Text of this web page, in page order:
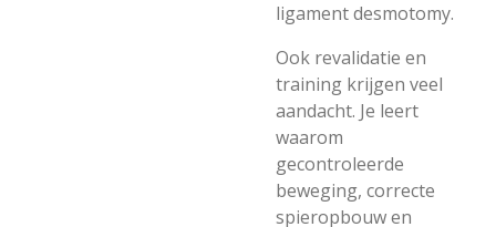
ligament desmotomy.
Ook revalidatie en
training krijgen veel
aandacht. Je leert
waarom
gecontroleerde
beweging, correcte
spieropbouw en